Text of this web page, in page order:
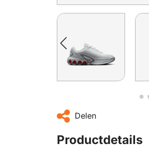
Delen
Productdetails